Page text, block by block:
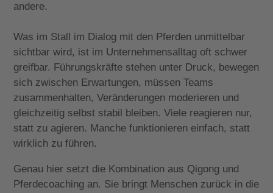
andere.
Was im Stall im Dialog mit den Pferden unmittelbar
sichtbar wird, ist im Unternehmensalltag oft schwer
greifbar. Führungskräfte stehen unter Druck, bewegen
sich zwischen Erwartungen, müssen Teams
zusammenhalten, Veränderungen moderieren und
gleichzeitig selbst stabil bleiben. Viele reagieren nur,
statt zu agieren. Manche funktionieren einfach, statt
wirklich zu führen.
Genau hier setzt die Kombination aus Qigong und
Pferdecoaching an. Sie bringt Menschen zurück in die